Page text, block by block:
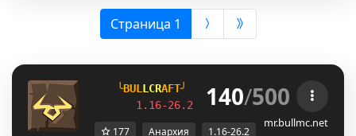
Страница 1 (выбрана)
╰BUL L CRAFT╯ ВАЙП СЕРВЕРА
1.16-26.2
АНАРХИЯ
140/500
mr.bullmc.net
177 Анархия 1.16-26.2